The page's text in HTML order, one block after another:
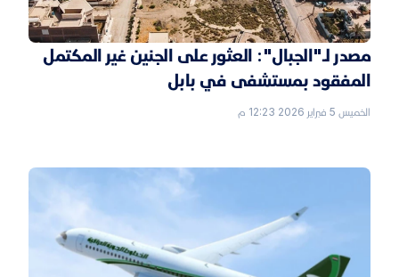
مصدر لـ"الجبال": العثور على الجنين غير المكتمل
المفقود بمستشفى في بابل
الخميس 5 فبراير 2026 12:23 م